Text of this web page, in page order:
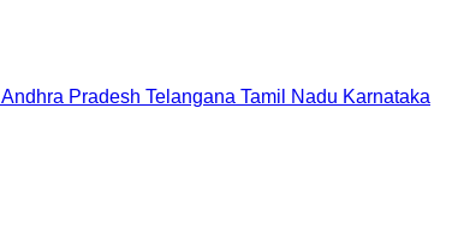
Andhra Pradesh Telangana Tamil Nadu Karnataka